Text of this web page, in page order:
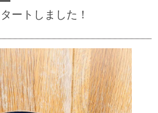
ートしました！